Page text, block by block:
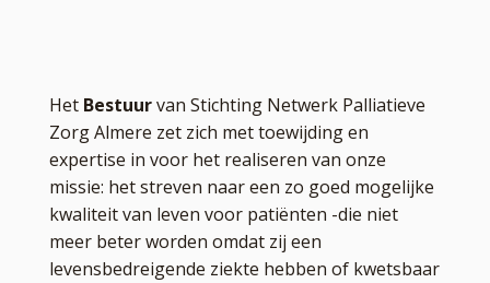
Het Bestuurvan Stichting Netwerk Palliatieve
Zorg Almere zet zich met toewijding en
expertise in voor het realiseren van onze
missie: het streven naar een zo goed mogelijke
kwaliteit van leven voor patiënten -die niet
meer beter worden omdat zij een
levensbedreigende ziekte hebben of kwetsbaar